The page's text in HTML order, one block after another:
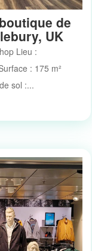
de
UK
Lieu :
: 175 m²
sol :...